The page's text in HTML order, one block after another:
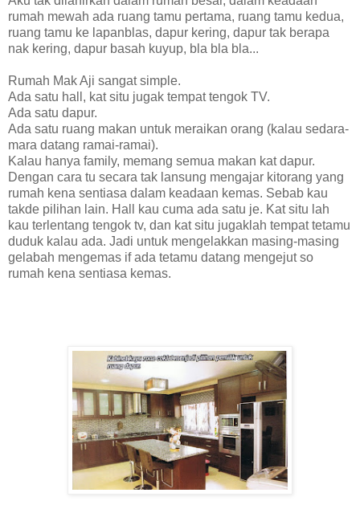
rumah mewah ada ruang tamu pertama, ruang tamu kedua,
ruang tamu ke lapanblas, dapur kering, dapur tak berapa
nak kering, dapur basah kuyup, bla bla bla...
Rumah Mak Aji sangat simple.
Ada satu hall, kat situ jugak tempat tengok TV.
Ada satu dapur.
Ada satu ruang makan untuk meraikan orang (kalau sedara-
mara datang ramai-ramai).
Kalau hanya family, memang semua makan kat dapur.
Dengan cara tu secara tak lansung mengajar kitorang yang
rumah kena sentiasa dalam keadaan kemas. Sebab kau
takde pilihan lain. Hall kau cuma ada satu je. Kat situ lah
kau terlentang tengok tv, dan kat situ jugaklah tempat tetamu
duduk kalau ada. Jadi untuk mengelakkan masing-masing
gelabah mengemas if ada tetamu datang mengejut so
rumah kena sentiasa kemas.